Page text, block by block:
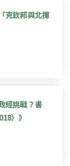
克欽邦與北撣
經挑戰？書
）》